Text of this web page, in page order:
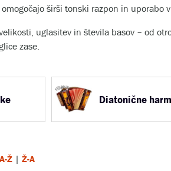
širši tonski razpon in uporabo
uglasitev in števila basov – od
zase.
Diatonične
A-Ž | Ž-A